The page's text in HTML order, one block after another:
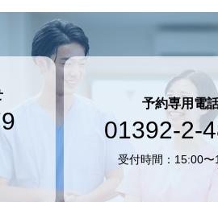
予約専用電
01392-2-
受付時間：15:00〜